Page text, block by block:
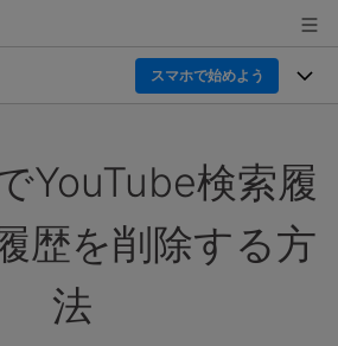
スマホで始めよう
for Windows
復元ならRecoverit！確実な復元技術と
スマホで始めよう
を復元
YouTube検索履
歴を削除する方
法